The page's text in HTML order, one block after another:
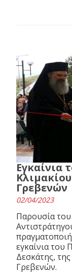
Εγκαίνια
Γρεβενών
02/04/2023
Παρουσία
εγκαίνια του
Δεσκάτης,
Γρεβενών.